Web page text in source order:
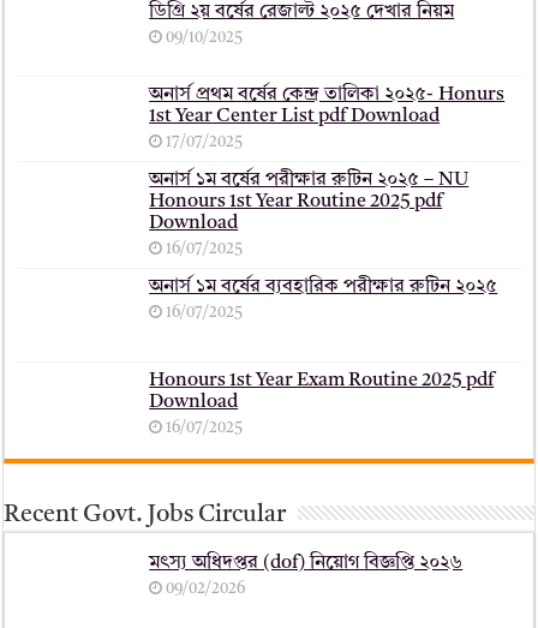
ডিগ্রি ২য় বর্ষের রেজাল্ট ২০২৫ দেখার নিয়ম
09/10/2025
অনার্স প্রথম বর্ষের কেন্দ্র তালিকা ২০২৫- Honurs
1st Year Center List pdf Download
17/07/2025
অনার্স ১ম বর্ষের পরীক্ষার রুটিন ২০২৫ – NU
Honours 1st Year Routine 2025 pdf
Download
16/07/2025
অনার্স ১ম বর্ষের ব্যবহারিক পরীক্ষার ‍রুটিন ২০২৫
16/07/2025
Honours 1st Year Exam Routine 2025 pdf
Download
16/07/2025
Recent Govt. Jobs Circular
মৎস্য অধিদপ্তর (dof) নিয়োগ বিজ্ঞপ্তি ২০২৬
09/02/2026